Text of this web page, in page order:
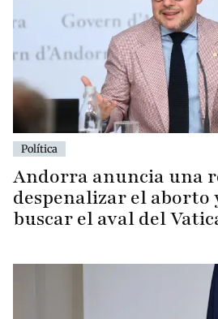
Política
Andorra anuncia una
despenalizar el aborto
buscar el aval del